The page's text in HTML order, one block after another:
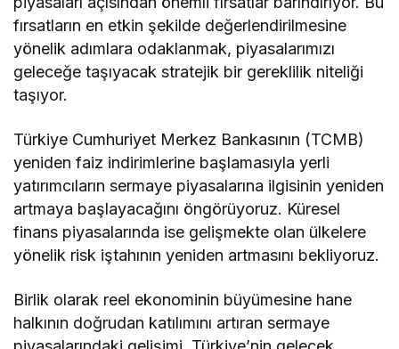
fırsatların en etkin şekilde değerlendirilmesine
yönelik adımlara odaklanmak, piyasalarımızı
geleceğe taşıyacak stratejik bir gereklilik niteliği
taşıyor.
Türkiye Cumhuriyet Merkez Bankasının (TCMB)
yeniden faiz indirimlerine başlamasıyla yerli
yatırımcıların sermaye piyasalarına ilgisinin yeniden
artmaya başlayacağını öngörüyoruz. Küresel
finans piyasalarında ise gelişmekte olan ülkelere
yönelik risk iştahının yeniden artmasını bekliyoruz.
Birlik olarak reel ekonominin büyümesine hane
halkının doğrudan katılımını artıran sermaye